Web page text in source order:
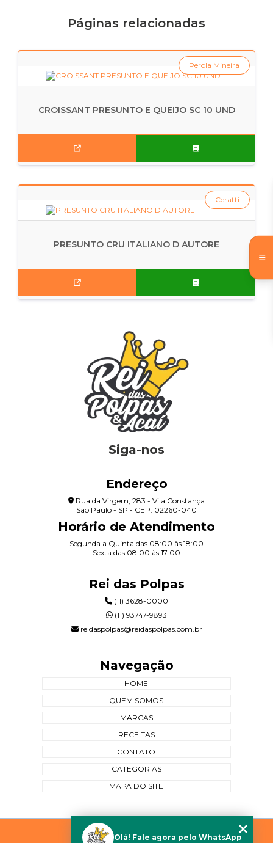
Páginas relacionadas
CROISSANT PRESUNTO E QUEIJO SC 10 UND
Perola Mineira
PRESUNTO CRU ITALIANO D AUTORE
Ceratti
Siga-nos
Endereço
Rua da Virgem, 283 - Vila Constança
São Paulo - SP - CEP: 02260-040
Horário de Atendimento
Segunda a Quinta das 08:00 às 18:00
Sexta das 08:00 às 17:00
Rei das Polpas
(11) 3628-0000
(11) 93747-9893
reidaspolpas@reidaspolpas.com.br
Navegação
HOME
QUEM SOMOS
MARCAS
RECEITAS
CONTATO
CATEGORIAS
MAPA DO SITE
Copyright © Rei das Polpas. (Lei 9610 de 19/02/1998)
Olá! Fale agora pelo WhatsApp